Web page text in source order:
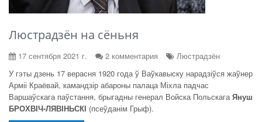
Люстрадзён на сёньня
17 сентября 2021 г. 2 комментария
Люстрадзён
У гэты дзень 17 верасня 1920 года ў Ваўкавыску нарадзіўся жаўнер
Арміі Краёвай, камандзір абароны палаца Міхла падчас
Варшаўскага паўстання, брыгадны генерал Войска ПольскагаЯнуш
БРОХВІЧ-ЛЯВІНЬСКІ (псеўданім Грыф).